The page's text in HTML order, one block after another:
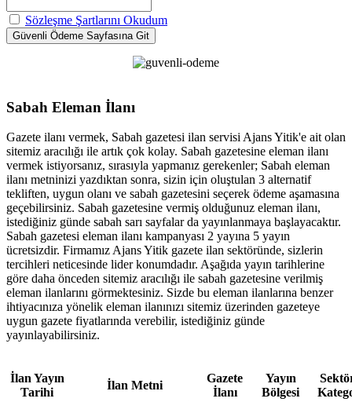
Sözleşme Şartlarını Okudum
Sabah Eleman İlanı
Gazete ilanı vermek, Sabah gazetesi ilan servisi Ajans Yitik'e ait olan
sitemiz aracılığı ile artık çok kolay. Sabah gazetesine eleman ilanı
vermek istiyorsanız, sırasıyla yapmanız gerekenler; Sabah eleman
ilanı metninizi yazdıktan sonra, sizin için oluştulan 3 alternatif
tekliften, uygun olanı ve sabah gazetesini seçerek ödeme aşamasına
geçebilirsiniz. Sabah gazetesine vermiş olduğunuz eleman ilanı,
istediğiniz günde sabah sarı sayfalar da yayınlanmaya başlayacaktır.
Sabah gazetesi eleman ilanı kampanyası 2 yayına 5 yayın
ücretsizdir. Firmamız Ajans Yitik gazete ilan sektöründe, sizlerin
tercihleri neticesinde lider konumdadır. Aşağıda yayın tarihlerine
göre daha önceden sitemiz aracılığı ile sabah gazetesine verilmiş
eleman ilanlarını görmektesiniz. Sizde bu eleman ilanlarına benzer
ihtiyacınıza yönelik eleman ilanınızı sitemiz üzerinden gazeteye
uygun gazete fiyatlarında verebilir, istediğiniz günde
yayınlayabilirsiniz.
İlan Yayın
Tarihi
İlan Metni
Gazete
İlanı
Yayın
Bölgesi